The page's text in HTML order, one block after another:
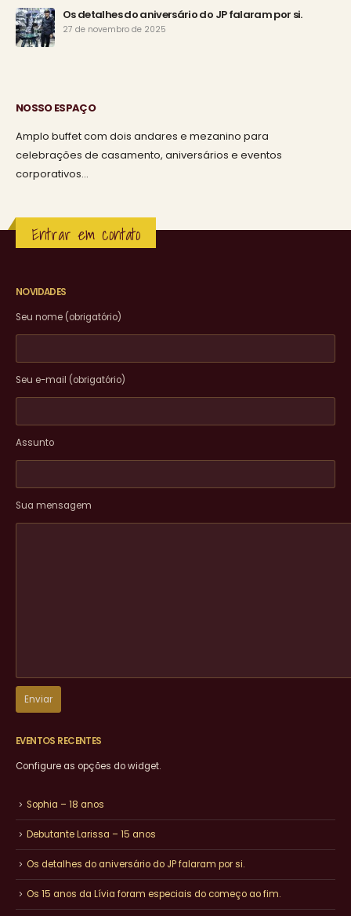
Os detalhes do aniversário do JP falaram por si.
27 de novembro de 2025
NOSSO ESPAÇO
Amplo buffet com dois andares e mezanino para
celebrações de casamento, aniversários e eventos
corporativos…
Entrar em contato
NOVIDADES
Seu nome (obrigatório)
Seu e-mail (obrigatório)
Assunto
Sua mensagem
EVENTOS RECENTES
Configure as opções do widget.
Sophia – 18 anos
Debutante Larissa – 15 anos
Os detalhes do aniversário do JP falaram por si.
Os 15 anos da Lívia foram especiais do começo ao fim.